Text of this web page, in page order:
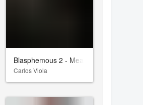
Blasphemous 2 - Mea Culpa
Carlos Viola